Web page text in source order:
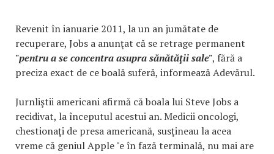
Revenit în ianuarie 2011, la un an jumătate de
recuperare, Jobs a anunţat că se retrage permanent
"pentru a se concentra asupra sănătăţii sale", fără a
preciza exact de ce boală suferă, informează Adevărul.
Jurnliştii americani afirmă că boala lui Steve Jobs a
recidivat, la începutul acestui an. Medicii oncologi,
chestionaţi de presa americană, susţineau la acea
vreme că geniul Apple "e în fază terminală, nu mai are